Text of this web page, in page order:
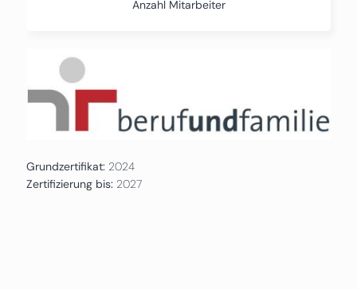
Anzahl Mitarbeiter
Grundzertifikat: 2024
Zertifizierung bis: 2027